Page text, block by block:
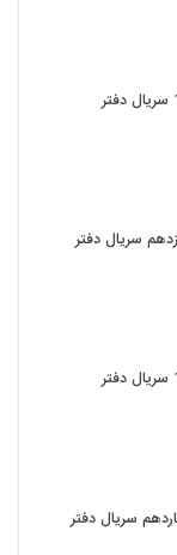
دانلود قسمت 16 سریال دفتر
سریال دفتر
دانلود قسمت 15 سریال دفتر
سریال دفتر